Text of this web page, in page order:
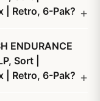
| Retro, 6-Pak?
ENDURANCE
Sort |
| Retro, 6-Pak?